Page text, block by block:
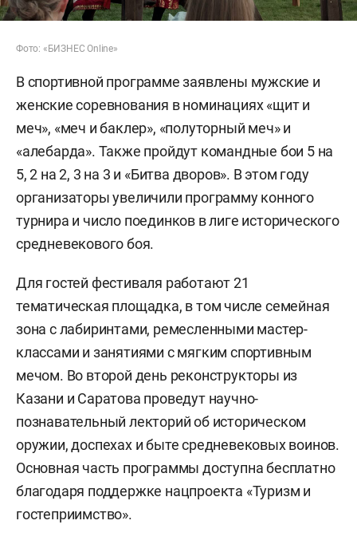
Фото: «БИЗНЕС Online»
В спортивной программе заявлены мужские и
женские соревнования в номинациях «щит и
меч», «меч и баклер», «полуторный меч» и
«алебарда». Также пройдут командные бои 5 на
5, 2 на 2, 3 на 3 и «Битва дворов». В этом году
организаторы увеличили программу конного
турнира и число поединков в лиге исторического
средневекового боя.
Для гостей фестиваля работают 21
тематическая площадка, в том числе семейная
зона с лабиринтами, ремесленными мастер-
классами и занятиями с мягким спортивным
мечом. Во второй день реконструкторы из
Казани и Саратова проведут научно-
познавательный лекторий об историческом
оружии, доспехах и быте средневековых воинов.
Основная часть программы доступна бесплатно
благодаря поддержке нацпроекта «Туризм и
гостеприимство».